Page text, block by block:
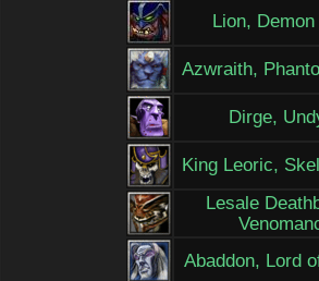
Lion,
Azwraith,
Dirge,
King Leoric,
Lesale
Abaddon, Lord